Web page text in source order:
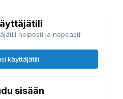
helposti ja nopeasti!
käyttäjätili
sisään